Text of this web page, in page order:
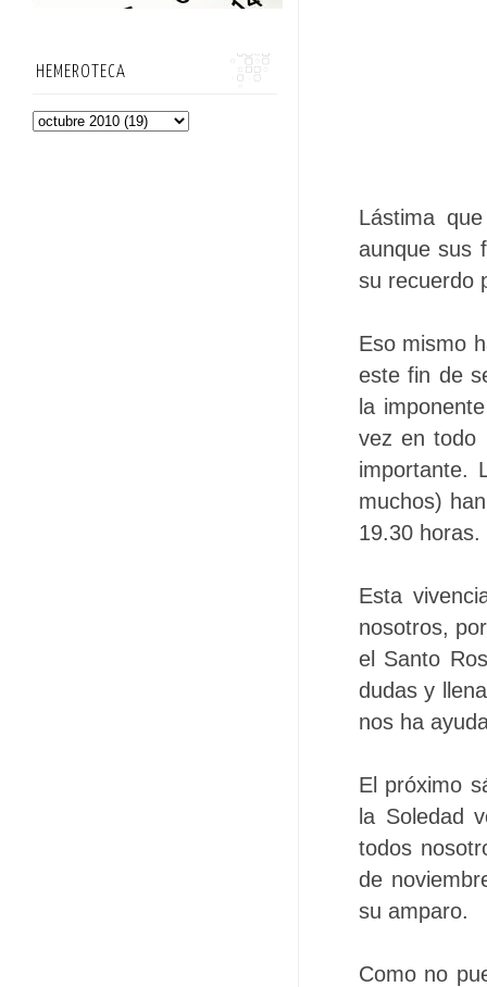
Lástima
aunque sus
su recuerdo
Eso mismo
este fin de
la
vez en todo
importante.
muchos)
19.30 horas.
Esta
nosotros,
el Santo
dudas y
nos ha
El próximo
la Soledad
todos
de
su amparo.
Como no
HEMEROTECA